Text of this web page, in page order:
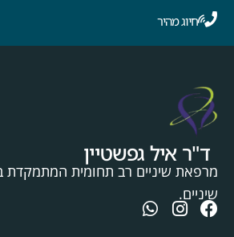
חיוג מהיר
ד"ר איל גפשטיין
מרפאת שיניים רב תחומית
שיניים.